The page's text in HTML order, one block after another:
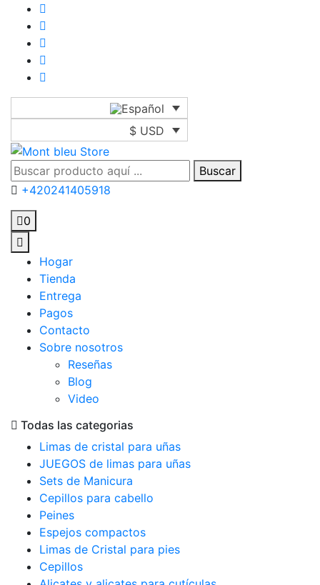
$ USD
Buscar
+420241405918
0
Hogar
Tienda
Entrega
Pagos
Contacto
Sobre nosotros
Reseñas
Blog
Video
Todas las categorias
Limas de cristal para uñas
JUEGOS de limas para uñas
Sets de Manicura
Cepillos para cabello
Peines
Espejos compactos
Limas de Cristal para pies
Cepillos